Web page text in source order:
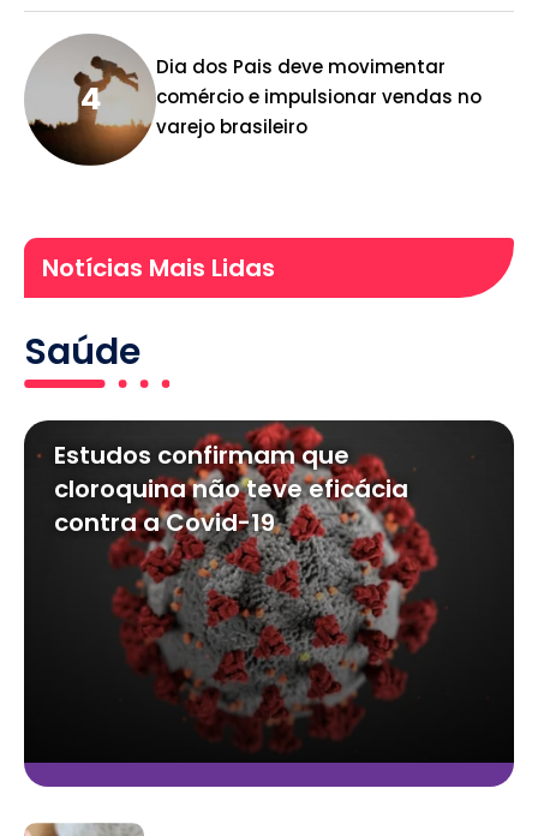
Dia dos Pais deve movimentar
comércio e impulsionar vendas no
varejo brasileiro
Notícias Mais Lidas
Saúde
Estudos confirmam que
cloroquina não teve eficácia
contra a Covid-19